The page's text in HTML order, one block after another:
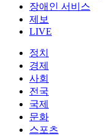
장애인 서비스
제보
LIVE
정치
경제
사회
전국
국제
문화
스포츠